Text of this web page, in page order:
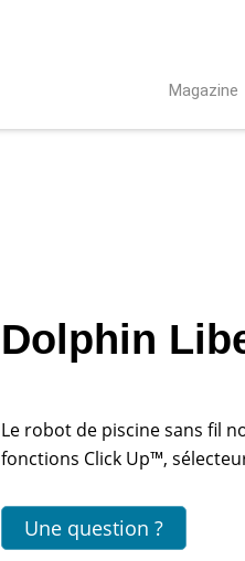
Magazine
Dolphin
Le robot de piscine sans fil
fonctions Click Up™,
Une question ?